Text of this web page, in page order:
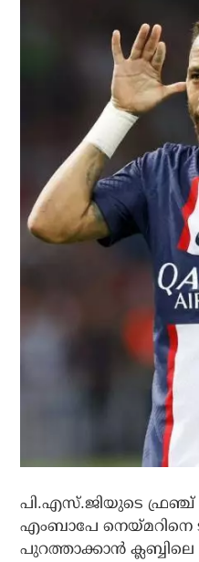
പി.എസ്.ജിയുടെ ഫ്രഞ്ച്
എംബാപേ നെയ്മറിനെ
പുറത്താക്കാന്‍